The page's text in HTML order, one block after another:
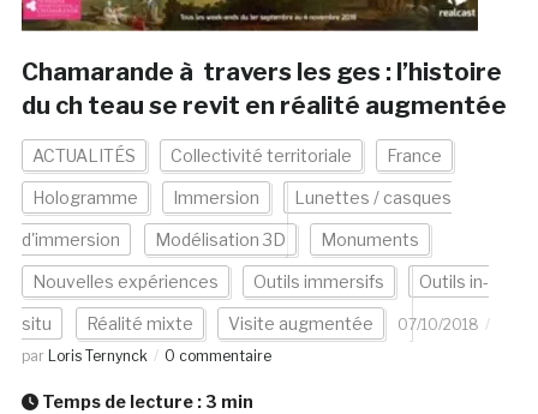
Chamarande à travers les ges : l’histoire
du ch teau se revit en réalité augmentée
ACTUALITÉS Collectivité territoriale France
Hologramme Immersion Lunettes / casques
d'immersion Modélisation 3D Monuments
Nouvelles expériences Outils immersifs Outils in-
situ Réalité mixte Visite augmentée
07/10/2018
par Loris Ternynck 0 commentaire
Temps de lecture : 3 min